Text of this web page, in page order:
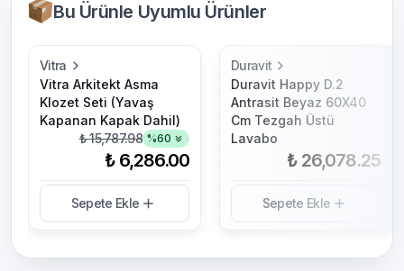
Bu Ürünle Uyumlu Ürünler
Vitra
Vitra Arkitekt Asma
Klozet Seti (Yavaş
Kapanan Kapak Dahil)
₺ 15,787.98 %60
₺ 6,286.00
Sepete Ekle
Duravit
Duravit Happy D.2
Antrasit Beyaz 60X40
Cm Tezgah Üstü
Lavabo
₺ 26,078.25
Sepete Ekle